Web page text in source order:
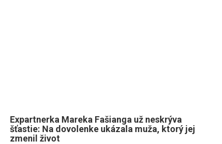
Expartnerka Mareka Fašianga už neskrýva
šťastie: Na dovolenke ukázala muža, ktorý jej
zmenil život